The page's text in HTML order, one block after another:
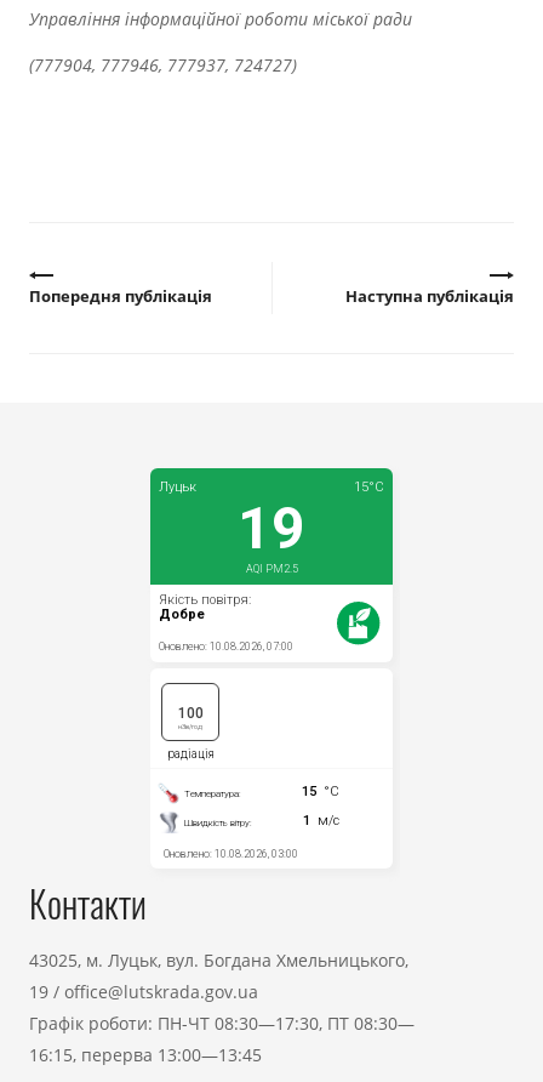
Прозорість влади
Документи
Управління інформаційної роботи міської ради
(777904, 777946, 777937, 724727)
Попередня публікація Наступна публікація
Контакти
43025, м. Луцьк, вул. Богдана Хмельницького,
19 / office@lutskrada.gov.ua
Графік роботи: ПН-ЧТ 08:30—17:30, ПТ 08:30—
16:15, перерва 13:00—13:45